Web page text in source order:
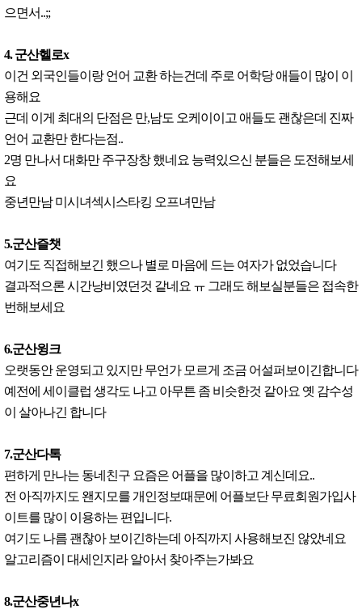
으면서..;;
4. 군산헬로x
이건 외국인들이랑 언어 교환 하는건데 주로 어학당 애들이 많이 이
용해요
근데 이게 최대의 단점은 만,남도 오케이이고 애들도 괜찮은데 진짜
언어 교환만 한다는점..
2명 만나서 대화만 주구장창 했네요 능력있으신 분들은 도전해보세
요
중년만남 미시녀섹시스타킹 오프녀만남
5.군산즐챗
여기도 직접해보긴 했으나 별로 마음에 드는 여자가 없었습니다
결과적으론 시간낭비였던것 같네요 ㅠ 그래도 해보실분들은 접속한
번해보세요
6.군산윙크
오랫동안 운영되고 있지만 무언가 모르게 조금 어설퍼보이긴합니다
예전에 세이클럽 생각도 나고 아무튼 좀 비슷한것 같아요 옛 감수성
이 살아나긴 합니다
7.군산다톡
편하게 만나는 동네친구 요즘은 어플을 많이하고 계신데요..
전 아직까지도 왠지모를 개인정보때문에 어플보단 무료회원가입사
이트를 많이 이용하는 편입니다.
여기도 나름 괜찮아 보이긴하는데 아직까지 사용해보진 않았네요
알고리즘이 대세인지라 알아서 찾아주는가봐요
8.군산중년나x